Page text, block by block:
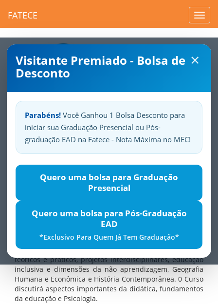
FATECE
×
Visitante Premiado - Bolsa de
Desconto
Parabéns! Você Ganhou 1 Bolsa Desconto para
iniciar sua Graduação Presencial ou Pós-
graduação EAD na Fatece - Nota Máxima no MEC!
Quero uma bolsa para Graduação
Presencial
Quero uma bolsa para Pós-Graduação
EAD
*Exclusivo Para Quem Já Tem Graduação*
SuaFatece.Seuorgulho.
Metodologia do Ensino de
História e Geografia
Justificativa
atuação na área metodológica de ensino de História e
Geografia com aprofundamentos nos fundamentos
teóricos e práticos, projetos interdisciplinares, educação
inclusiva e dimensões da não aprendizagem, Geografia
Humana e Econômica e História Contemporânea. 0 Curso
discutirá aspectos importantes da didática, fundamentos
da educação e Psicologia.